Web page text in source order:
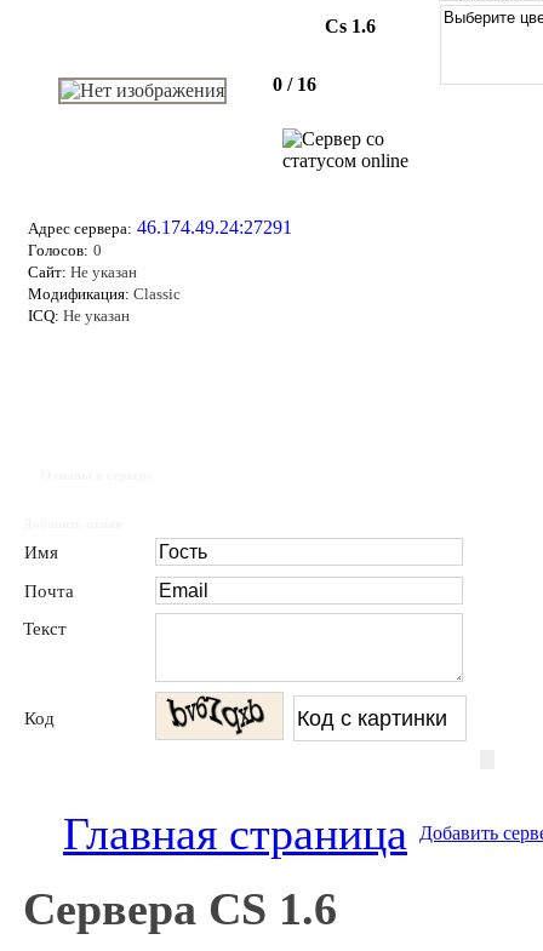
Cs 1.6
0 / 16
Адрес сервера: 46.174.49.24:27291
Голосов: 0
Сайт: Не указан
Модификация: Classic
ICQ: Не указан
Имя
Почта
Текст
Код
Главная страница Добавить
Сервера CS 1.6